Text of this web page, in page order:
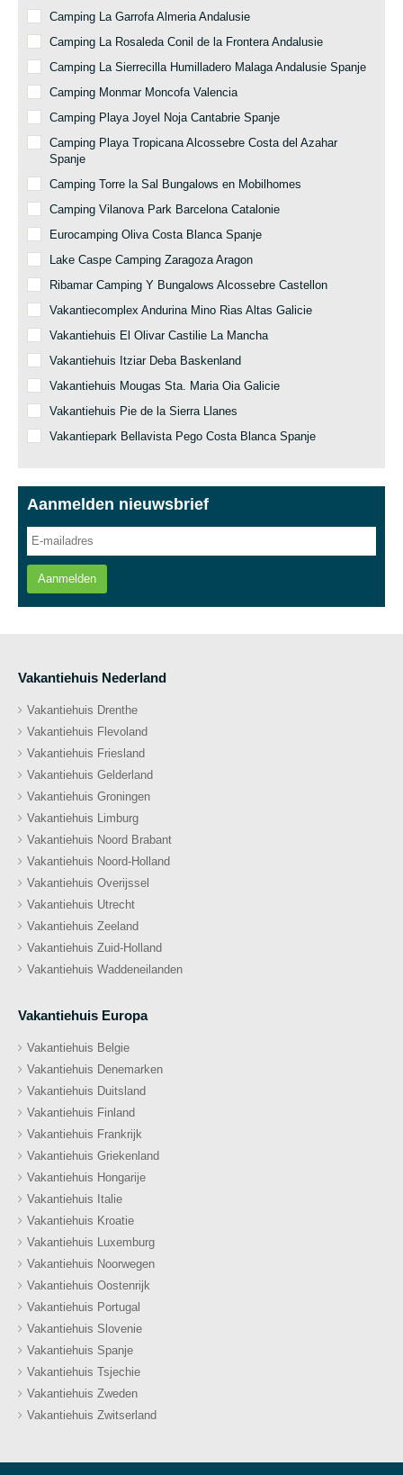
Camping La Garrofa Almeria Andalusie
Camping La Rosaleda Conil de la Frontera Andalusie
Camping La Sierrecilla Humilladero Malaga Andalusie Spanje
Camping Monmar Moncofa Valencia
Camping Playa Joyel Noja Cantabrie Spanje
Camping Playa Tropicana Alcossebre Costa del Azahar
Spanje
Camping Torre la Sal Bungalows en Mobilhomes
Camping Vilanova Park Barcelona Catalonie
Eurocamping Oliva Costa Blanca Spanje
Lake Caspe Camping Zaragoza Aragon
Ribamar Camping Y Bungalows Alcossebre Castellon
Vakantiecomplex Andurina Mino Rias Altas Galicie
Vakantiehuis El Olivar Castilie La Mancha
Vakantiehuis Itziar Deba Baskenland
Vakantiehuis Mougas Sta. Maria Oia Galicie
Vakantiehuis Pie de la Sierra Llanes
Vakantiepark Bellavista Pego Costa Blanca Spanje
Aanmelden nieuwsbrief
Aanmelden
Vakantiehuis Nederland
Vakantiehuis Drenthe
Vakantiehuis Flevoland
Vakantiehuis Friesland
Vakantiehuis Gelderland
Vakantiehuis Groningen
Vakantiehuis Limburg
Vakantiehuis Noord Brabant
Vakantiehuis Noord-Holland
Vakantiehuis Overijssel
Vakantiehuis Utrecht
Vakantiehuis Zeeland
Vakantiehuis Zuid-Holland
Vakantiehuis Waddeneilanden
Vakantiehuis Europa
Vakantiehuis Belgie
Vakantiehuis Denemarken
Vakantiehuis Duitsland
Vakantiehuis Finland
Vakantiehuis Frankrijk
Vakantiehuis Griekenland
Vakantiehuis Hongarije
Vakantiehuis Italie
Vakantiehuis Kroatie
Vakantiehuis Luxemburg
Vakantiehuis Noorwegen
Vakantiehuis Oostenrijk
Vakantiehuis Portugal
Vakantiehuis Slovenie
Vakantiehuis Spanje
Vakantiehuis Tsjechie
Vakantiehuis Zweden
Vakantiehuis Zwitserland